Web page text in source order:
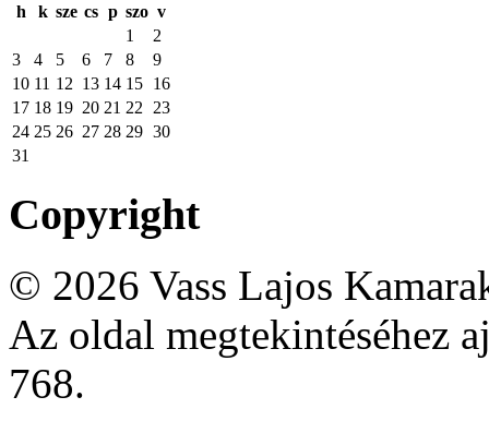
h
k sze cs p szo v
1
2
3
4 5 6 7 8
9
10 11 12 13 14 15 16
17 18 19 20 21 22
23
24 25 26 27 28 29 30
31
Copyright
© 2026 Vass Lajos
Az oldal megtekintéséhez
768.